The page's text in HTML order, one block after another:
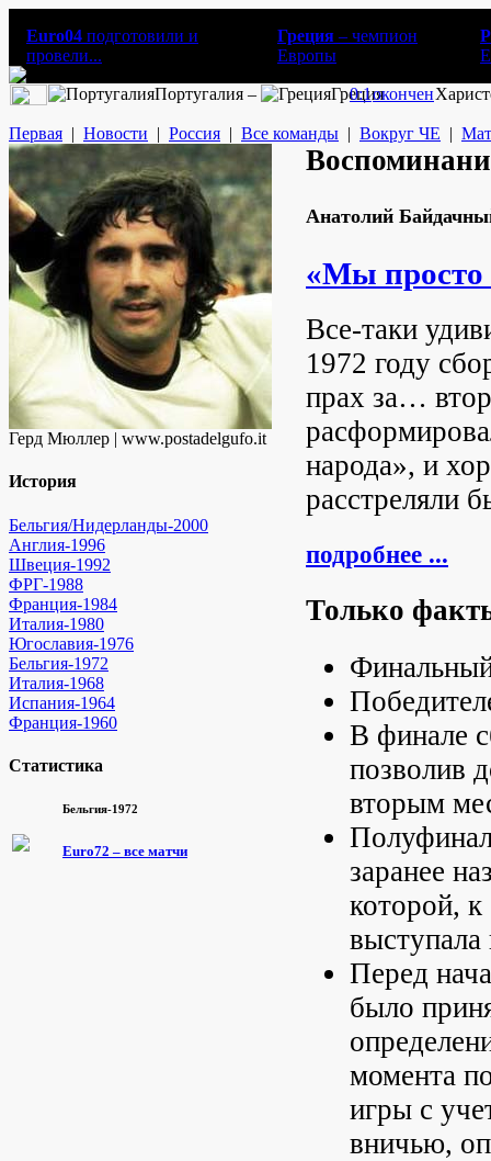
Euro04 подготовили и
провели...
Греция – чемпион
Европы
Португалия – Греция
0:1окончен
Первая | Новости | Россия | Все команды | Вокруг ЧЕ |
Герд Мюллер | www.postadelgufo.it
История
Бельгия/Нидерланды-2000
Англия-1996
Швеция-1992
ФРГ-1988
Франция-1984
Италия-1980
Югославия-1976
Бельгия-1972
Италия-1968
Испания-1964
Франция-1960
Статистика
Бельгия-1972
Euro72 – все матчи
Анатолий
«Мы просто
Все-таки
1972 году
прах за…
народа», и
расстреляли
подробнее ...
Только
В финале
позволив
вторым
заранее
которой, к
Перед
было
момента
игры с
вничью,